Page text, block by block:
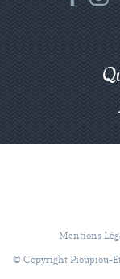
Mentions
© Copyright Pioupiou-